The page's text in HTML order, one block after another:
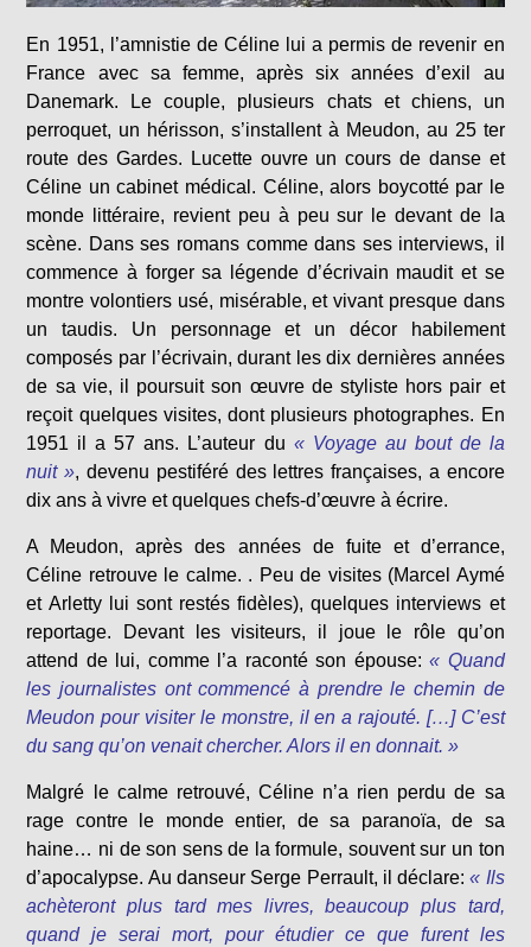
En 1951, l’amnistie de Céline lui a permis de revenir en
France avec sa femme, après six années d’exil au
Danemark. Le couple, plusieurs chats et chiens, un
perroquet, un hérisson, s’installent à Meudon, au 25 ter
route des Gardes. Lucette ouvre un cours de danse et
Céline un cabinet médical. Céline, alors boycotté par le
monde littéraire, revient peu à peu sur le devant de la
scène. Dans ses romans comme dans ses interviews, il
commence à forger sa légende d’écrivain maudit et se
montre volontiers usé, misérable, et vivant presque dans
un taudis. Un personnage et un décor habilement
composés par l’écrivain, durant les dix dernières années
de sa vie, il poursuit son œuvre de styliste hors pair et
reçoit quelques visites, dont plusieurs photographes. En
1951 il a 57 ans. L’auteur du « Voyage au bout de la
nuit », devenu pestiféré des lettres françaises, a encore
dix ans à vivre et quelques chefs-d’œuvre à écrire.
A Meudon, après des années de fuite et d’errance,
Céline retrouve le calme. . Peu de visites (Marcel Aymé
et Arletty lui sont restés fidèles), quelques interviews et
reportage. Devant les visiteurs, il joue le rôle qu’on
attend de lui, comme l’a raconté son épouse: « Quand
les journalistes ont commencé à prendre le chemin de
Meudon pour visiter le monstre, il en a rajouté. […] C’est
du sang qu’on venait chercher. Alors il en donnait. »
Malgré le calme retrouvé, Céline n’a rien perdu de sa
rage contre le monde entier, de sa paranoïa, de sa
haine… ni de son sens de la formule, souvent sur un ton
d’apocalypse. Au danseur Serge Perrault, il déclare: « Ils
achèteront plus tard mes livres, beaucoup plus tard,
quand je serai mort, pour étudier ce que furent les